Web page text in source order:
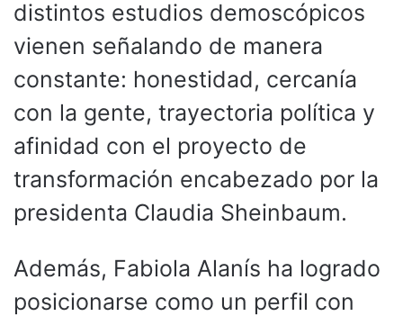
distintos estudios demoscópicos
vienen señalando de manera
constante: honestidad, cercanía
con la gente, trayectoria política y
afinidad con el proyecto de
transformación encabezado por la
presidenta Claudia Sheinbaum.
Además, Fabiola Alanís ha logrado
posicionarse como un perfil con